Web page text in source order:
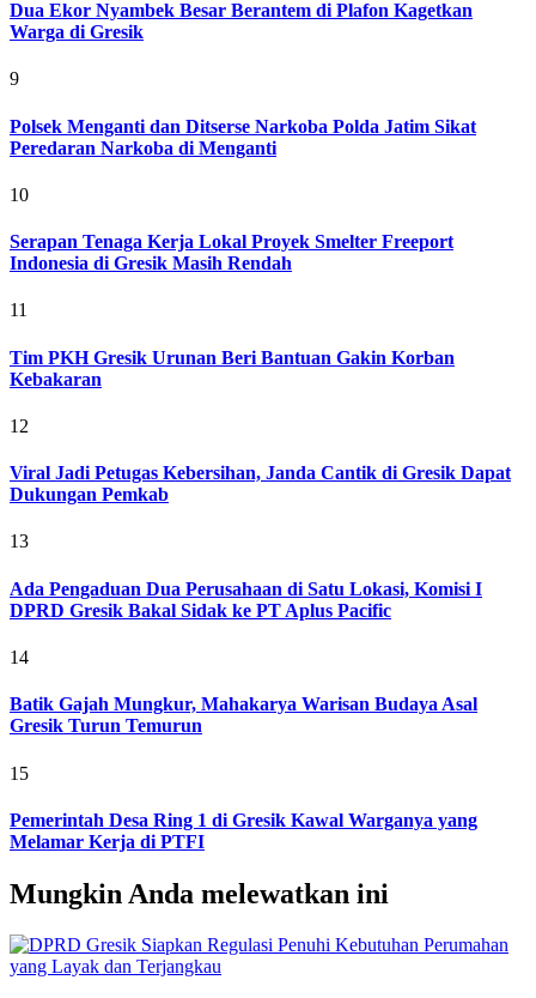
Dua Ekor Nyambek Besar Berantem di Plafon Kagetkan
Warga di Gresik
9
Polsek Menganti dan Ditserse Narkoba Polda Jatim Sikat
Peredaran Narkoba di Menganti
10
Serapan Tenaga Kerja Lokal Proyek Smelter Freeport
Indonesia di Gresik Masih Rendah
11
Tim PKH Gresik Urunan Beri Bantuan Gakin Korban
Kebakaran
12
Viral Jadi Petugas Kebersihan, Janda Cantik di Gresik Dapat
Dukungan Pemkab
13
Ada Pengaduan Dua Perusahaan di Satu Lokasi, Komisi I
DPRD Gresik Bakal Sidak ke PT Aplus Pacific
14
Batik Gajah Mungkur, Mahakarya Warisan Budaya Asal
Gresik Turun Temurun
15
Pemerintah Desa Ring 1 di Gresik Kawal Warganya yang
Melamar Kerja di PTFI
Mungkin Anda melewatkan ini